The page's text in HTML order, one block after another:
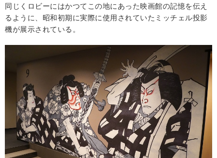
同じくロビーにはかつてこの地にあった映画館の記憶を伝え
るように、昭和初期に実際に使用されていたミッチェル投影
機が展示されている。